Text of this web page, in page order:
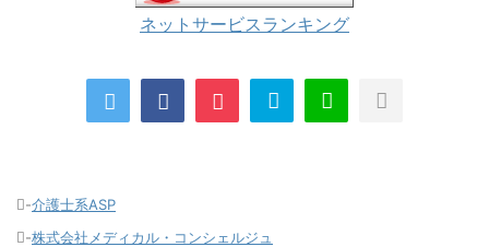
ネットサービスランキング
-介護士系ASP
-株式会社メディカル・コンシェルジュ